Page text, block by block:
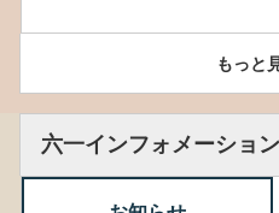
もっと
六一インフォメーション